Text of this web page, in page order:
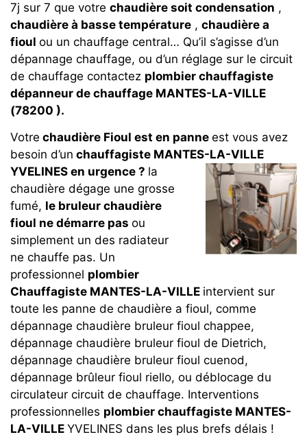
7j sur 7 que votre chaudière soit condensation ,
chaudière à basse température , chaudière a
fioul ou un chauffage central… Qu’il s’agisse d’un
dépannage chauffage, ou d’un réglage sur le circuit
de chauffage contactez plombier chauffagiste
dépanneur de chauffage MANTES-LA-VILLE
(78200 ).
Votre chaudière Fioul est en panne est vous avez
besoin d’un chauffagiste MANTES-LA-VILLE
YVELINES en urgence ? la
chaudière dégage une grosse
fumé, le bruleur chaudière
fioul ne démarre pas ou
simplement un des radiateur
ne chauffe pas. Un
professionnel plombier
Chauffagiste MANTES-LA-VILLE intervient sur
toute les panne de chaudière a fioul, comme
dépannage chaudière bruleur fioul chappee,
dépannage chaudière bruleur fioul de Dietrich,
dépannage chaudière bruleur fioul cuenod,
dépannage brûleur fioul riello, ou déblocage du
circulateur circuit de chauffage. Interventions
professionnelles plombier chauffagiste MANTES-
LA-VILLE YVELINES dans les plus brefs délais !